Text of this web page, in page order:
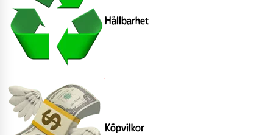
Hållbarhet
Köpvilkor